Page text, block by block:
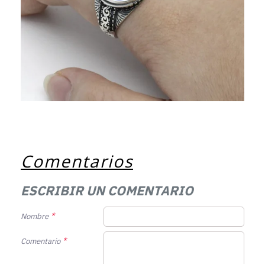
Comentarios
ESCRIBIR UN COMENTARIO
Nombre
Comentario